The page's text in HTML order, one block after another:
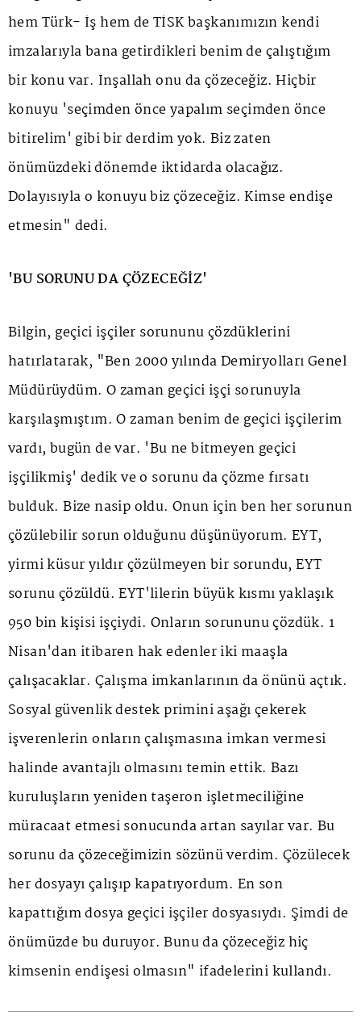
hem Türk- İş hem de TİSK başkanımızın kendi
imzalarıyla bana getirdikleri benim de çalıştığım
bir konu var. İnşallah onu da çözeceğiz. Hiçbir
konuyu 'seçimden önce yapalım seçimden önce
bitirelim' gibi bir derdim yok. Biz zaten
önümüzdeki dönemde iktidarda olacağız.
Dolayısıyla o konuyu biz çözeceğiz. Kimse endişe
etmesin" dedi.
'BU SORUNU DA ÇÖZECEĞİZ'
Bilgin, geçici işçiler sorununu çözdüklerini
hatırlatarak, "Ben 2000 yılında Demiryolları Genel
Müdürüydüm. O zaman geçici işçi sorunuyla
karşılaşmıştım. O zaman benim de geçici işçilerim
vardı, bugün de var. 'Bu ne bitmeyen geçici
işçilikmiş' dedik ve o sorunu da çözme fırsatı
bulduk. Bize nasip oldu. Onun için ben her sorunun
çözülebilir sorun olduğunu düşünüyorum. EYT,
yirmi küsur yıldır çözülmeyen bir sorundu, EYT
sorunu çözüldü. EYT'lilerin büyük kısmı yaklaşık
950 bin kişisi işçiydi. Onların sorununu çözdük. 1
Nisan'dan itibaren hak edenler iki maaşla
çalışacaklar. Çalışma imkanlarının da önünü açtık.
Sosyal güvenlik destek primini aşağı çekerek
işverenlerin onların çalışmasına imkan vermesi
halinde avantajlı olmasını temin ettik. Bazı
kuruluşların yeniden taşeron işletmeciliğine
müracaat etmesi sonucunda artan sayılar var. Bu
sorunu da çözeceğimizin sözünü verdim. Çözülecek
her dosyayı çalışıp kapatıyordum. En son
kapattığım dosya geçici işçiler dosyasıydı. Şimdi de
önümüzde bu duruyor. Bunu da çözeceğiz hiç
kimsenin endişesi olmasın" ifadelerini kullandı.